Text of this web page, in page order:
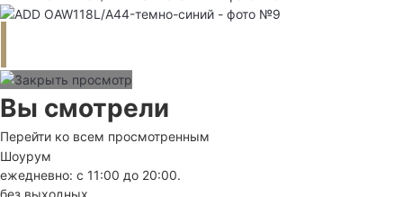
Вы смотрели
Перейти ко всем просмотренным
Шоурум
ежедневно: с 11:00 до 20:00.